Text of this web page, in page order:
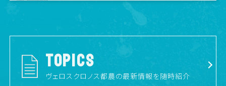
TOPICS
ヴェロスクロノス都農の最新情報を随時紹介